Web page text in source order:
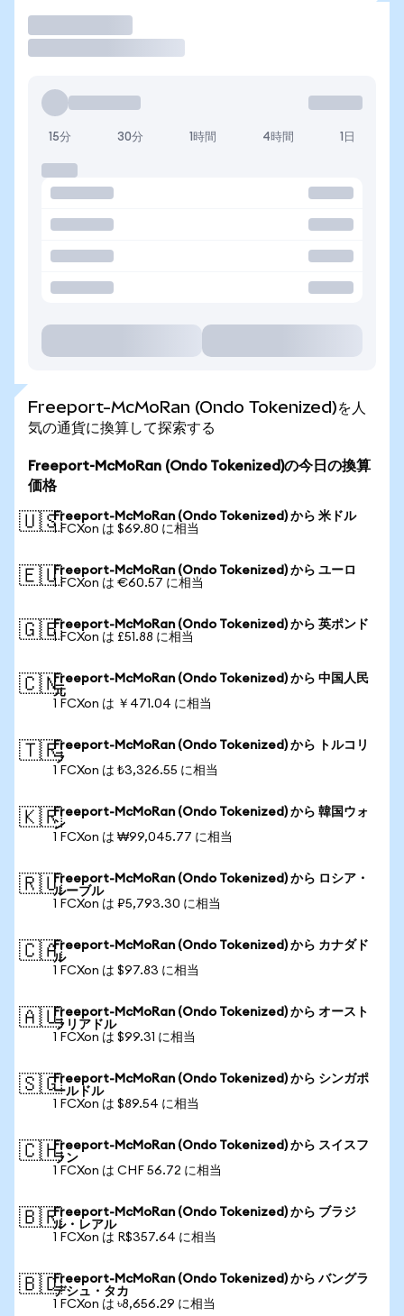
15分 30分 1時間 4時間 1日
Freeport-McMoRan (Ondo Tokenized)を人
気の通貨に換算して探索する
Freeport-McMoRan (Ondo Tokenized)の今日の換算
価格
🇺🇸Freeport-McMoRan (Ondo Tokenized) から 米ドル
1 FCXon は $69.80 に相当
🇪🇺Freeport-McMoRan (Ondo Tokenized) から ユーロ
1 FCXon は €60.57 に相当
🇬🇧Freeport-McMoRan (Ondo Tokenized) から 英ポンド
1 FCXon は £51.88 に相当
🇨🇳Freeport-McMoRan (Ondo Tokenized) から 中国人民
元
1 FCXon は ￥471.04 に相当
🇹🇷Freeport-McMoRan (Ondo Tokenized) から トルコリ
ラ
1 FCXon は ₺3,326.55 に相当
🇰🇷Freeport-McMoRan (Ondo Tokenized) から 韓国ウォ
ン
1 FCXon は ₩99,045.77 に相当
🇷🇺Freeport-McMoRan (Ondo Tokenized) から ロシア・
ルーブル
1 FCXon は ₽5,793.30 に相当
🇨🇦Freeport-McMoRan (Ondo Tokenized) から カナダド
ル
1 FCXon は $97.83 に相当
🇦🇺Freeport-McMoRan (Ondo Tokenized) から オースト
ラリアドル
1 FCXon は $99.31 に相当
🇸🇬Freeport-McMoRan (Ondo Tokenized) から シンガポ
ールドル
1 FCXon は $89.54 に相当
🇨🇭Freeport-McMoRan (Ondo Tokenized) から スイスフ
ラン
1 FCXon は CHF 56.72 に相当
🇧🇷Freeport-McMoRan (Ondo Tokenized) から ブラジ
ル・レアル
1 FCXon は R$357.64 に相当
🇧🇩Freeport-McMoRan (Ondo Tokenized) から バングラ
デシュ・タカ
1 FCXon は ৳8,656.29 に相当